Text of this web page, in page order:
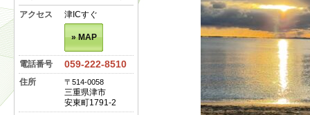
アクセス 津ICすぐ
» MAP
電話番号 059-222-8510
住所 〒514-0058
三重県津市
安東町1791-2